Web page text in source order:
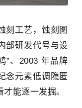
刻工艺，蚀刻图
部研发代号与设
”、2003 年品牌
念元素低调隐匿
能逐一发掘。